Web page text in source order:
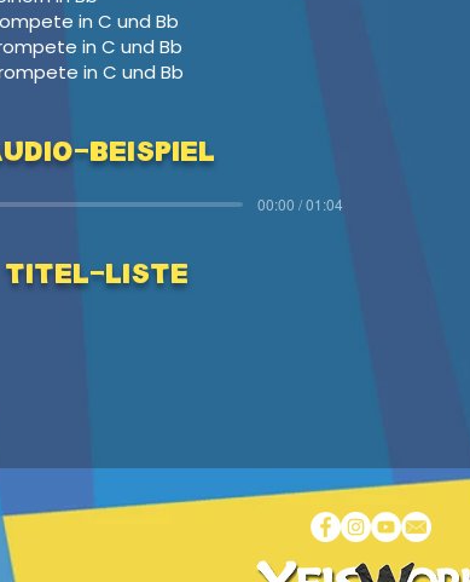
in C und Bb
in C und Bb
in C und Bb
Beispiel
00:00 / 01:04
Titel-Liste